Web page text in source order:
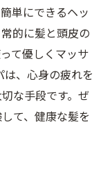
単にできるヘッ
的に髪と頭皮の
て優しくマッサ
、心身の疲れを
な手段です。ぜ
て、健康な髪を